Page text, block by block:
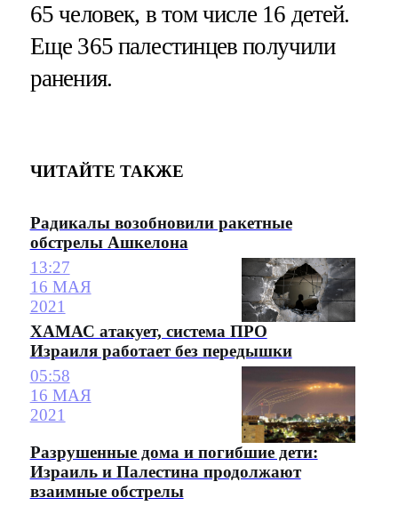
65 человек, в том числе 16 детей.
Еще 365 палестинцев получили
ранения.
ЧИТАЙТЕ ТАКЖЕ
Радикалы возобновили ракетные
обстрелы Ашкелона
13:27
16 МАЯ
2021
ХАМАС атакует, система ПРО
Израиля работает без передышки
05:58
16 МАЯ
2021
Разрушенные дома и погибшие дети:
Израиль и Палестина продолжают
взаимные обстрелы